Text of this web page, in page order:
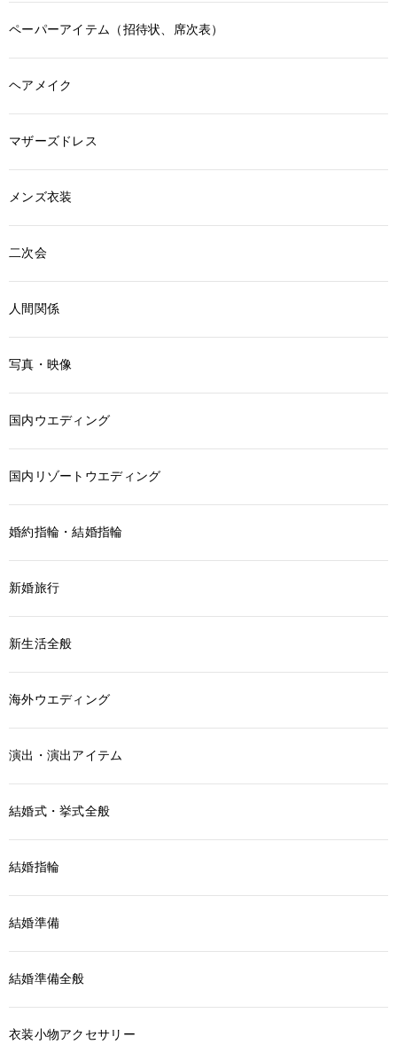
ペーパーアイテム（招待状、席次表）
ヘアメイク
マザーズドレス
メンズ衣装
二次会
人間関係
写真・映像
国内ウエディング
国内リゾートウエディング
婚約指輪・結婚指輪
新婚旅行
新生活全般
海外ウエディング
演出・演出アイテム
結婚式・挙式全般
結婚指輪
結婚準備
結婚準備全般
衣装小物アクセサリー